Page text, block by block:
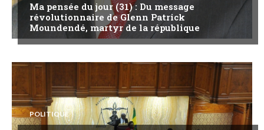
Ma pensée du jour (31) : Du message
révolutionnaire de Glenn Patrick
Moundendé, martyr de la république
POLITIQUE